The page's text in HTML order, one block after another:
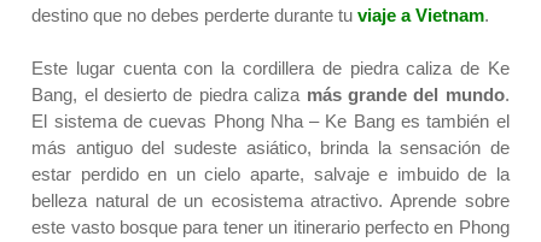
destino que no debes perderte durante tuviaje a Vietnam.
Este lugar cuenta con la cordillera de piedra caliza de Ke
Bang, el desierto de piedra caliza más grande del mundo.
El sistema de cuevas Phong Nha – Ke Bang es también el
más antiguo del sudeste asiático, brinda la sensación de
estar perdido en un cielo aparte, salvaje e imbuido de la
belleza natural de un ecosistema atractivo. Aprende sobre
este vasto bosque para tener un itinerario perfecto en Phong